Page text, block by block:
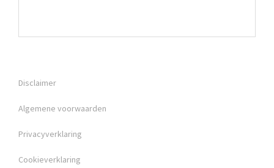
Disclaimer
Algemene voorwaarden
Privacyverklaring
Cookieverklaring